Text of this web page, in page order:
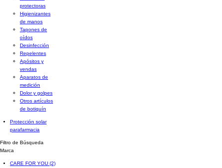
protectoras
Higienizantes
de manos
Tapones de
oídos
Desinfección
Repelentes
Apósitos y
vendas
Aparatos de
medición
Dolor y golpes
Otros artículos
de botiquín
Protección solar
parafarmacia
Filtro de Búsqueda
Marca
CARE FOR YOU (2)